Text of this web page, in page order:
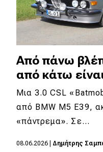
Συμβουλές
ΚΤΕΟ
Οδική βοήθεια
eDRIVE
DRIVE USED
Από πάνω
από κάτω
Μια 3.0 CSL
από BMW M5 E39,
«πάντρεμα». Σε…
08.06.2026 Δημήτρης